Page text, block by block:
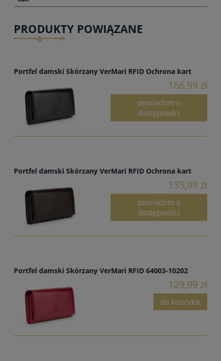
PRODUKTY POWIĄZANE
Portfel damski Skórzany VerMari RFID Ochrona kart
166,99 zł
powiadom o
dostępności
Portfel damski Skórzany VerMari RFID Ochrona kart
135,99 zł
powiadom o
dostępności
Portfel damski Skórzany VerMari RFID 64003-10202
129,99 zł
do koszyka